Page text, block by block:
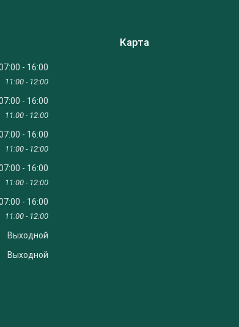
16:00
11:00 12:00
16:00
11:00 12:00
16:00
11:00 12:00
16:00
11:00 12:00
16:00
11:00 12:00
Выходной
Выходной
Карта